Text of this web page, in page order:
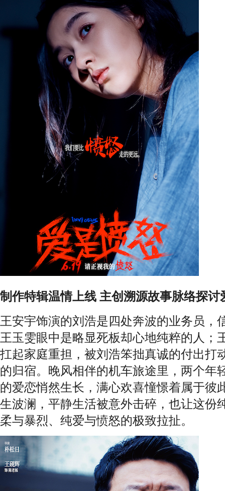
制作特辑温情上线 主创溯源故事脉络探讨
王安宇饰演的刘浩是四处奔波的业务员，
王玉雯眼中是略显死板却心地纯粹的人；
扛起家庭重担，被刘浩笨拙真诚的付出打
的归宿。晚风相伴的机车旅途里，两个年
的爱恋悄然生长，满心欢喜憧憬着属于彼
生波澜，平静生活被意外击碎，也让这份
柔与暴烈、纯爱与愤怒的极致拉扯。